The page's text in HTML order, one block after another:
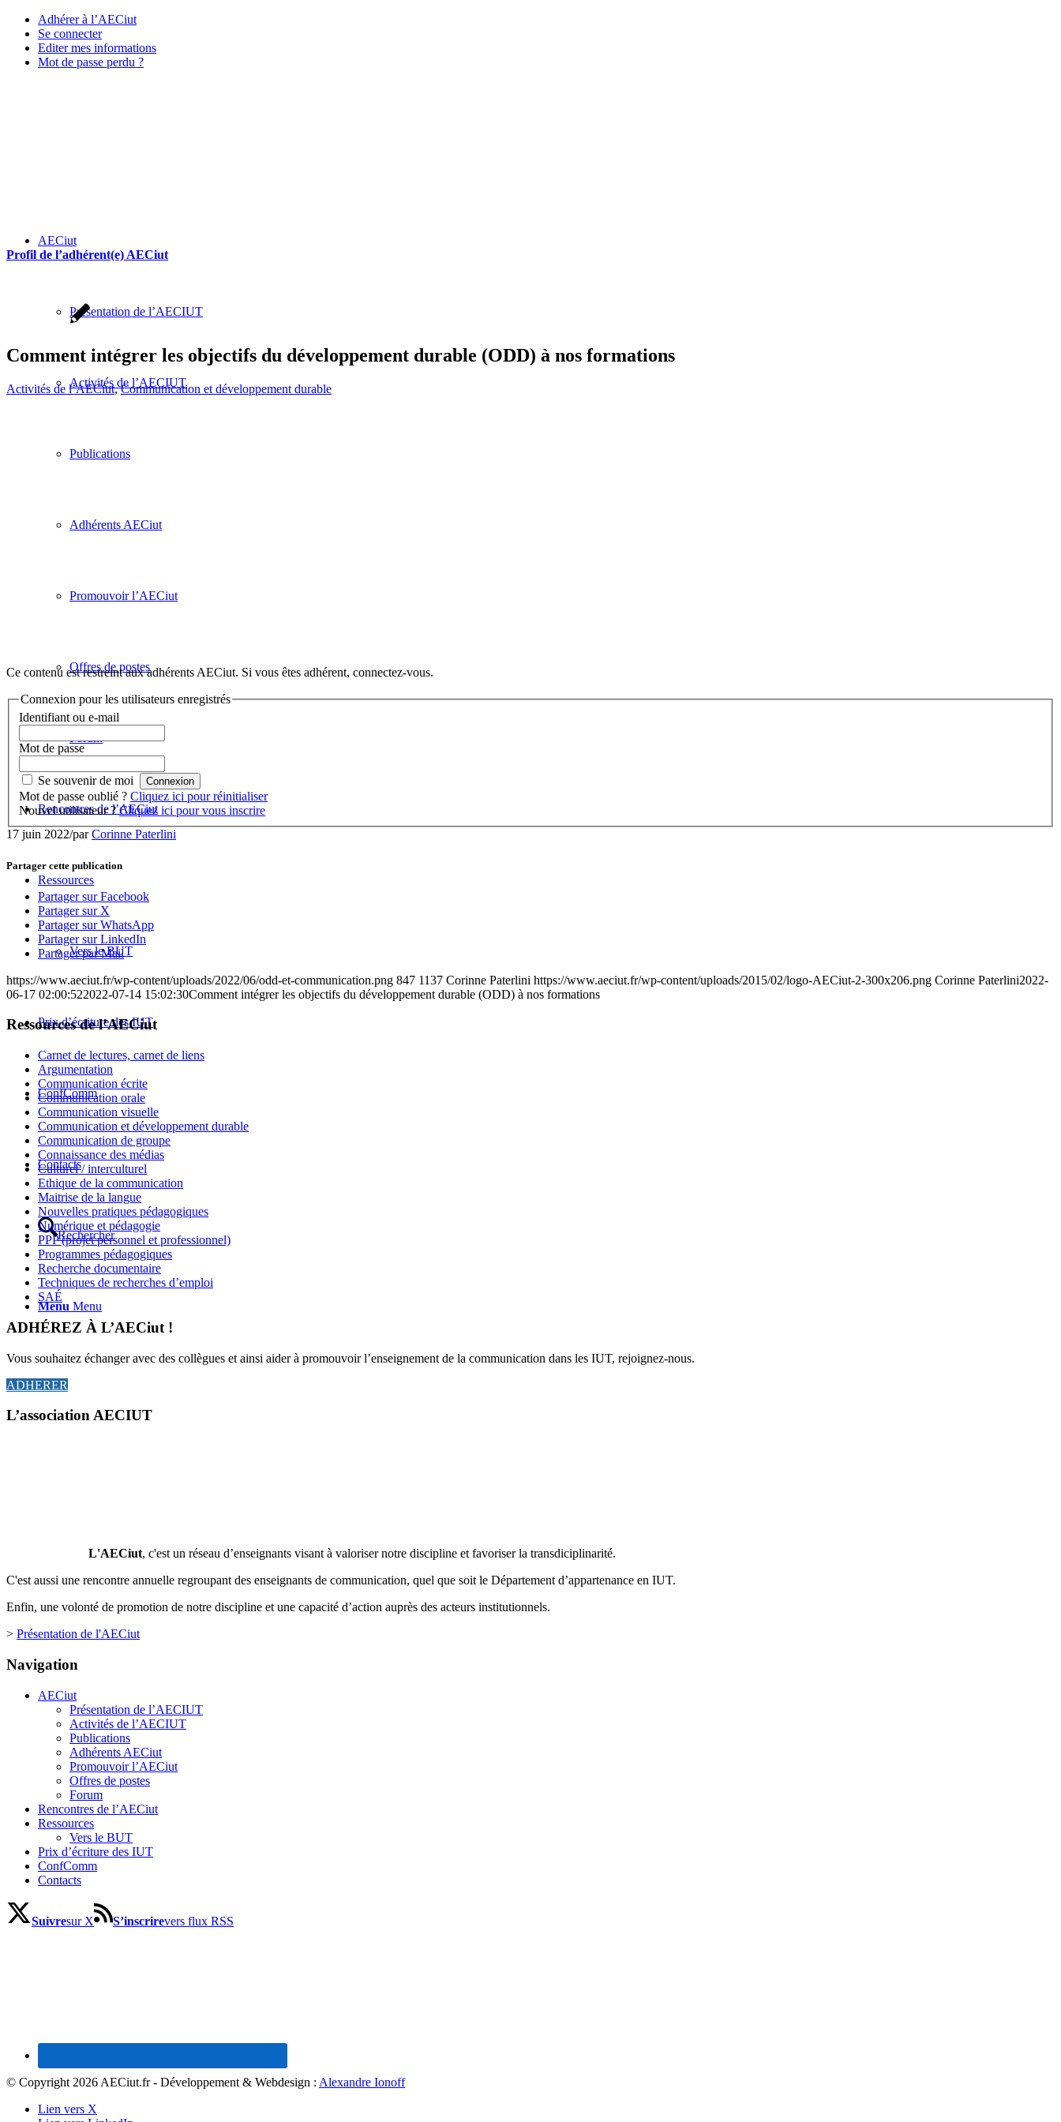
Adhérer à l’AECiut
Se connecter
Editer mes informations
Mot de passe perdu ?
AECiut
Présentation de l’AECIUT
Activités de l’AECIUT
Publications
Adhérents AECiut
Promouvoir l’AECiut
Offres de postes
Forum
Rencontres de l’AECiut
Ressources
Vers le BUT
Prix d’écriture des IUT
ConfComm
Contacts
Rechercher
Menu Menu
Profil de l’adhérent(e) AECiut
Comment intégrer les objectifs du développement durable (ODD) à nos formations
Activités de l’AECiut,Communication et développement durable
Ce contenu est restreint aux adhérents AECiut. Si vous êtes adhérent, connectez-vous.
Connexion pour les utilisateurs enregistrés
Identifiant ou e-mail
Mot de passe
Se souvenir de moi
Mot de passe oublié ? Cliquez ici pour réinitialiser
Nouvel utilisateur ?Cliquez ici pour vous inscrire
17 juin 2022/parCorinne Paterlini
Partager cette publication
Partager sur Facebook
Partager sur X
Partager sur WhatsApp
Partager sur LinkedIn
Partager par Mail
https://www.aeciut.fr/wp-content/uploads/2022/06/odd-et-communication.png 847 1137 Corinne Paterlini https://www.aeciut.fr/wp-content/uploads/2015/02/logo-AECiut-2-300x206.png Corinne Paterlini2022-
06-17 02:00:522022-07-14 15:02:30Comment intégrer les objectifs du développement durable (ODD) à nos formations
Ressources de l’AECiut
Carnet de lectures, carnet de liens
Argumentation
Communication écrite
Communication orale
Communication visuelle
Communication et développement durable
Communication de groupe
Connaissance des médias
Culturel / interculturel
Ethique de la communication
Maitrise de la langue
Nouvelles pratiques pédagogiques
Numérique et pédagogie
PPP (projet personnel et professionnel)
Programmes pédagogiques
Recherche documentaire
Techniques de recherches d’emploi
SAÉ
ADHÉREZ À L’AECiut !
Vous souhaitez échanger avec des collègues et ainsi aider à promouvoir l’enseignement de la communication dans les IUT, rejoignez-nous.
ADHERER
L’association AECIUT
L'AECiut, c'est un réseau d’enseignants visant à valoriser notre discipline et favoriser la transdiciplinarité.
C'est aussi une rencontre annuelle regroupant des enseignants de communication, quel que soit le Département d’appartenance en IUT.
Enfin, une volonté de promotion de notre discipline et une capacité d’action auprès des acteurs institutionnels.
> Présentation de l'AECiut
Navigation
AECiut
Présentation de l’AECIUT
Activités de l’AECIUT
Publications
Adhérents AECiut
Promouvoir l’AECiut
Offres de postes
Forum
Rencontres de l’AECiut
Ressources
Vers le BUT
Prix d’écriture des IUT
ConfComm
Contacts
Suivresur X S’inscrirevers flux RSS
© Copyright 2026 AECiut.fr - Développement & Webdesign : Alexandre Ionoff
Lien vers X